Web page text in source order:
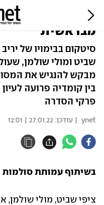
בינג: צפו ברצף
מבראשית"
סיטקום בבימויו של
מבקש להנגיש את
בין קומדיה פרועה
פרקי הסדרה
ynet | עודכן: 27.01.22 | 12:01
בשיתוף עמותת סולמות